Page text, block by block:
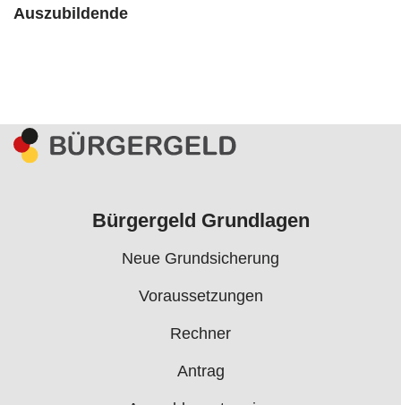
Auszubildende
Bürgergeld Grundlagen
Neue Grundsicherung
Voraussetzungen
Rechner
Antrag